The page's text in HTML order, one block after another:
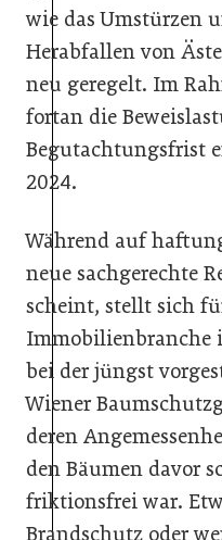
wie das Umstürzen
Herabfallen von
neu geregelt. Im
fortan die
Begutachtungsfrist
2024.
Während auf
neue sachgerechte
scheint, stellt sich
Immobilienbranche
bei der jüngst
Wiener
deren
den Bäumen davor
friktionsfrei war.
Brandschutz oder